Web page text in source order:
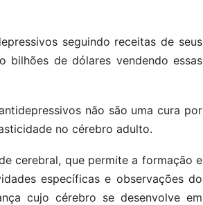
seguindo receitas de seus
bilhões de dólares vendendo essas
não são uma cura por
no cérebro adulto.
cerebral, que permite a formação e
específicas e observações do
cujo cérebro se desenvolve em